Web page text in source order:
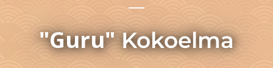
"Guru"Kokoelma